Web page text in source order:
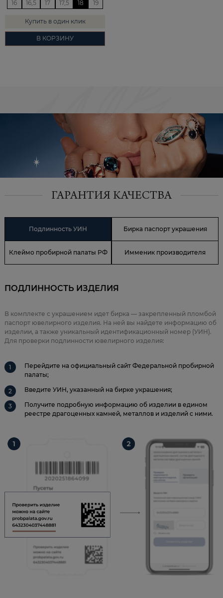
16 16,5 17 17,5 18 19
Купить в один клик
В КОРЗИНУ
ГАРАНТИЯ КАЧЕСТВА
Подлинность УИН Бирка паспорт украшения
Клеймо пробирной палаты РФ Имменик производителя
ПОДЛИННОСТЬ ИЗДЕЛИЯ
В комплекте с украшением идет бирка — закрепленный пломбой
паспорт ювелирного изделия. На ней вы найдете информацию об
изделии, а также уникальный идентификационный номер (УИН).
Для проверки подлинности ювелирного изделия:
Перейдите на официальный сайт Федеральной пробирной
палаты;
Введите УИН, указанный на бирке украшения;
Получите подробную информацию об изделии в едином
реестре драгоценных камней, металлов и изделий с ними.